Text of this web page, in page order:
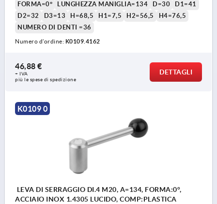
FORMA=0°
LUNGHEZZA MANIGLIA=134 D=30
D1=41
D2=32
D3=13 H=68,5 H1=7,5 H2=56,5
H4=76,5
NUMERO DI DENTI =36
Numero d’ordine: K0109.4162
46,88 €
+ IVA
più le spese di spedizione
DETTAGLI
K0109 0
LEVA DI SERRAGGIO DI.4 M20, A=134, FORMA:0°,
ACCIAIO INOX 1.4305 LUCIDO, COMP:PLASTICA